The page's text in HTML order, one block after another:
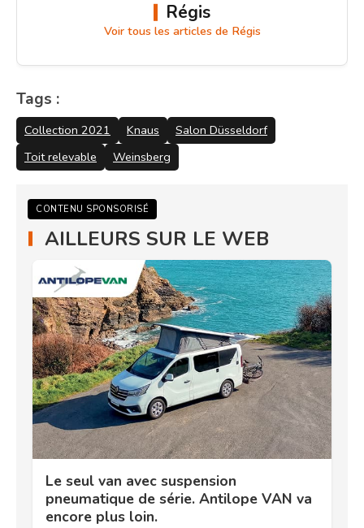
Régis
Voir tous les articles de Régis
Tags :
Collection 2021 Knaus
Salon Düsseldorf
Toit relevable
Weinsberg
CONTENU SPONSORISÉ
AILLEURS SUR LE WEB
Le seul van avec suspension
pneumatique de série. Antilope VAN va
encore plus loin.